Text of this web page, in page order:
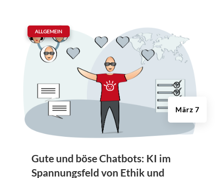
Gute und böse Chatbots: KI im
Spannungsfeld von Ethik und
März 7
ALLGEMEIN